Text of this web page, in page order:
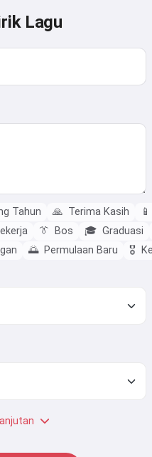
Lagu
Tahun 🙏 Terima Kasih
📱
👔 Bos 🎓 Graduasi
🌅 Permulaan Baru 🎖️